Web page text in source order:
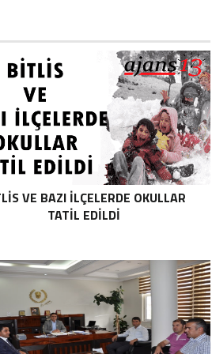
VE BAZI İLÇELERDE OKULLAR
TATIL EDILDI